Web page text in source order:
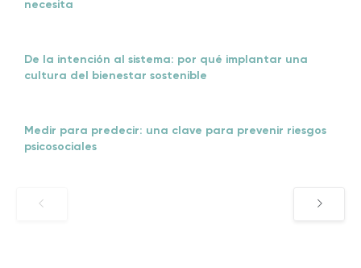
necesita
De la intención al sistema: por qué implantar una
cultura del bienestar sostenible
Medir para predecir: una clave para prevenir riesgos
psicosociales